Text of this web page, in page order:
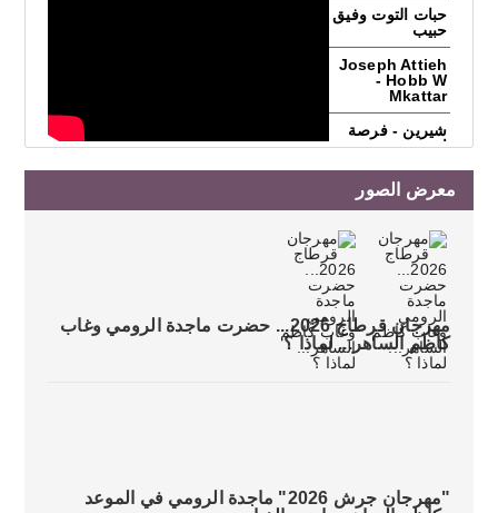
حبات التوت وفيق
حبيب
Joseph Attieh
- Hobb W
Mkattar
شيرين - فرصة
اخيرة
Taylor Swift -
You Belong
With Me
فضل شاكر -
مجروح
Adham
Saloum - Samt
El Matareh /
ادهم سلوم -
صمت المطارح
العمر
معرض الصور
مهرجان قرطاج 2026... حضرت ماجدة الرومي وغاب
كاظم الساهر... لماذا ؟
"مهرجان جرش 2026" ماجدة الرومي في الموعد